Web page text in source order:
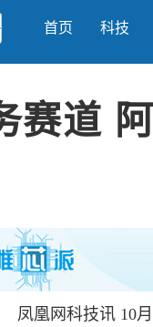
首页 科技
赛道
凰网科技讯 10月